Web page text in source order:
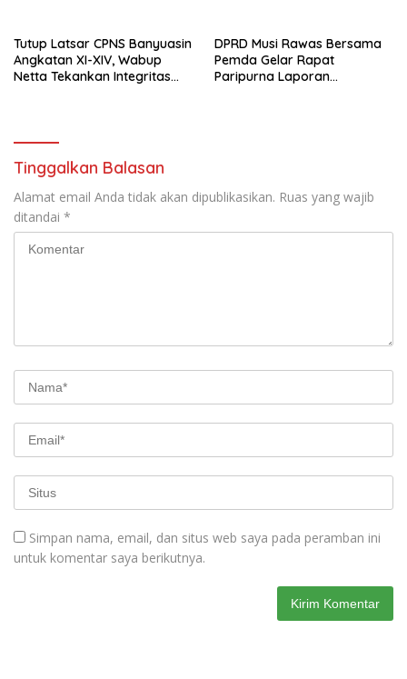
Prima
Tutup Latsar CPNS Banyuasin
Angkatan XI-XIV, Wabup
Netta Tekankan Integritas
DPRD Musi Rawas Bersama
Pemda Gelar Rapat
Paripurna Laporan
Tinggalkan Balasan
Alamat email Anda tidak akan dipublikasikan. Ruas yang wajib
ditandai *
Simpan nama, email, dan situs web saya pada peramban ini
untuk komentar saya berikutnya.